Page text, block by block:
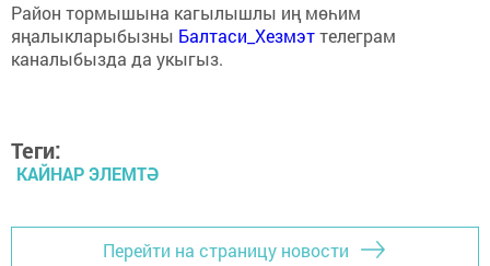
Район тормышына кагылышлы иң мөһим
яңалыкларыбызны Балтаси_Хезмэттелеграм
каналыбызда да укыгыз.
Теги:
КАЙНАР ЭЛЕМТӘ
Перейти на страницу новости